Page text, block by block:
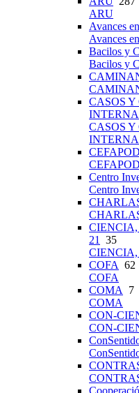
ARU
Avances
Avances
Bacilos y
Bacilos y
CASOS Y
CASOS Y
Centro
Centro
21
35
CIENCIA,
COFA 62
COFA
COMA
7
COMA
CON-
CON-